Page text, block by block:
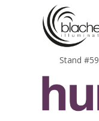
Stand #59